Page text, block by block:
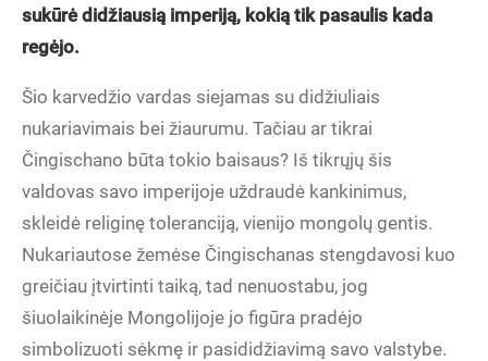
sukūrė didžiausią imperiją, kokią tik pasaulis kada
regėjo.
Šio karvedžio vardas siejamas su didžiuliais
nukariavimais bei žiaurumu. Tačiau ar tikrai
Čingischano būta tokio baisaus? Iš tikrųjų šis
valdovas savo imperijoje uždraudė kankinimus,
skleidė religinę toleranciją, vienijo mongolų gentis.
Nukariautose žemėse Čingischanas stengdavosi kuo
greičiau įtvirtinti taiką, tad nenuostabu, jog
šiuolaikinėje Mongolijoje jo figūra pradėjo
simbolizuoti sėkmę ir pasididžiavimą savo valstybe.